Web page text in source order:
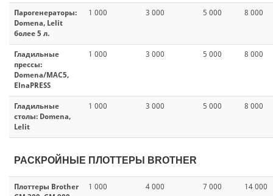
Парогенераторы:
Domena, Lelit
более 5 л.
1 000 3 000 5 000 8 000
Гладильные
прессы:
Domena/MAC5,
ElnaPRESS
1 000 3 000 5 000 8 000
Гладильные
столы: Domena,
Lelit
1 000 3 000 5 000 8 000
РАСКРОЙНЫЕ ПЛОТТЕРЫ BROTHER
Плоттеры Brother
1 000 4 000 7 000 14 000